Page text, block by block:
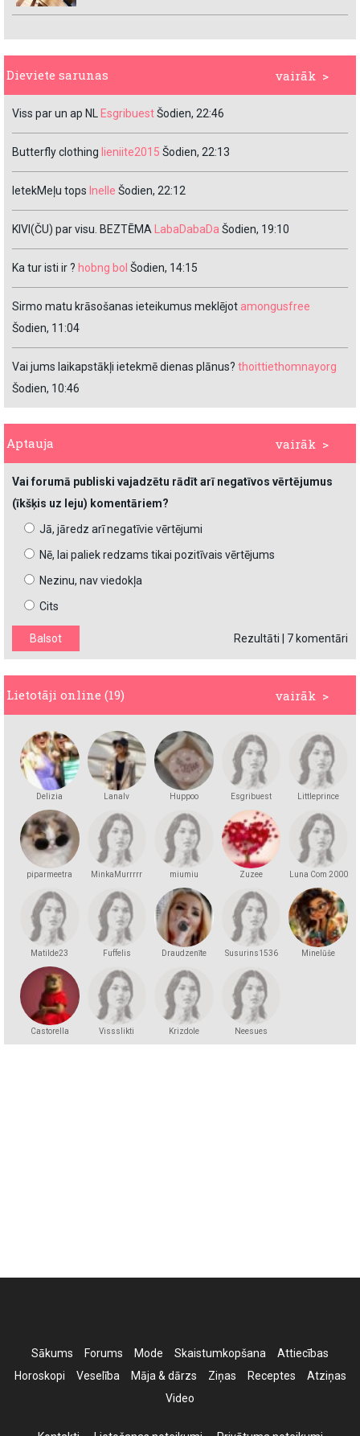
vairāk >
Dieviete sarunas
Viss par un ap NL EsgribuestŠodien, 22:46
Butterfly clothing lieniite2015 Šodien, 22:13
IetekMeļu tops Inelle Šodien, 22:12
KIVI(ČU) par visu. BEZTĒMA LabaDabaDa Šodien, 19:10
Ka tur isti ir ? hobng bol Šodien, 14:15
Sirmo matu krāsošanas ieteikumus meklējot amongusfree
Šodien, 11:04
Vai jums laikapstākļi ietekmē dienas plānus? thoittiethomnayorg
Šodien, 10:46
vairāk >
Aptauja
Vai forumā publiski vajadzētu rādīt arī negatīvos vērtējumus
(īkšķis uz leju) komentāriem?
Jā, jāredz arī negatīvie vērtējumi
Nē, lai paliek redzams tikai pozitīvais vērtējums
Nezinu, nav viedokļa
Cits
Rezultāti 7 komentāri
vairāk >
Lietotāji online (19)
Delizia Lanalv Huppoo Esgribuest Littleprince
piparmeetra MinkaMurrrrr miumiu Zuzee Luna Com 2000
Matilde23 Fuffelis Draudzenīte Susurins1536 Minelūše
Castorella Vissslikti Krizdole Neesues
Sākums Forums Mode Skaistumkopšana
Attiecības
Horoskopi
Veselība Māja & dārzs Ziņas Receptes
Atziņas
Video